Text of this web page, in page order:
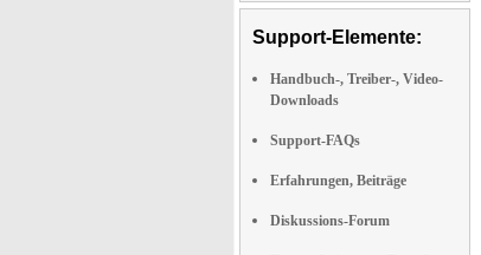
Support-Elemente:
Handbuch-, Treiber-, Video-
Downloads
Support-FAQs
Erfahrungen, Beiträge
Diskussions-Forum